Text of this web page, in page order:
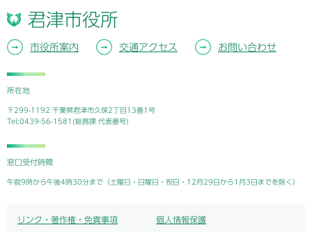
君津市役所
市役所案内 交通アクセス お問い合わせ
所在地
〒299-1192 千葉県君津市久保2丁目13番1号
Tel:0439-56-1581(総務課 代表番号)
窓口受付時間
午前9時から午後4時30分まで（土曜日・日曜日・祝日・12月29日から1月3日までを除く）
リンク・著作権・免責事項 個人情報保護